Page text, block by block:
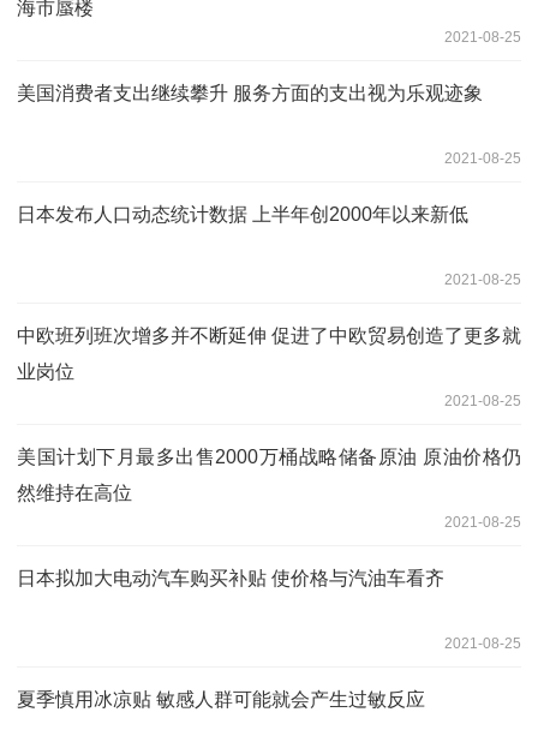
海市蜃楼
2021-08-25
美国消费者支出继续攀升 服务方面的支出视为乐观迹象
2021-08-25
日本发布人口动态统计数据 上半年创2000年以来新低
2021-08-25
中欧班列班次增多并不断延伸 促进了中欧贸易创造了更多就
业岗位
2021-08-25
美国计划下月最多出售2000万桶战略储备原油 原油价格仍
然维持在高位
2021-08-25
日本拟加大电动汽车购买补贴 使价格与汽油车看齐
2021-08-25
夏季慎用冰凉贴 敏感人群可能就会产生过敏反应